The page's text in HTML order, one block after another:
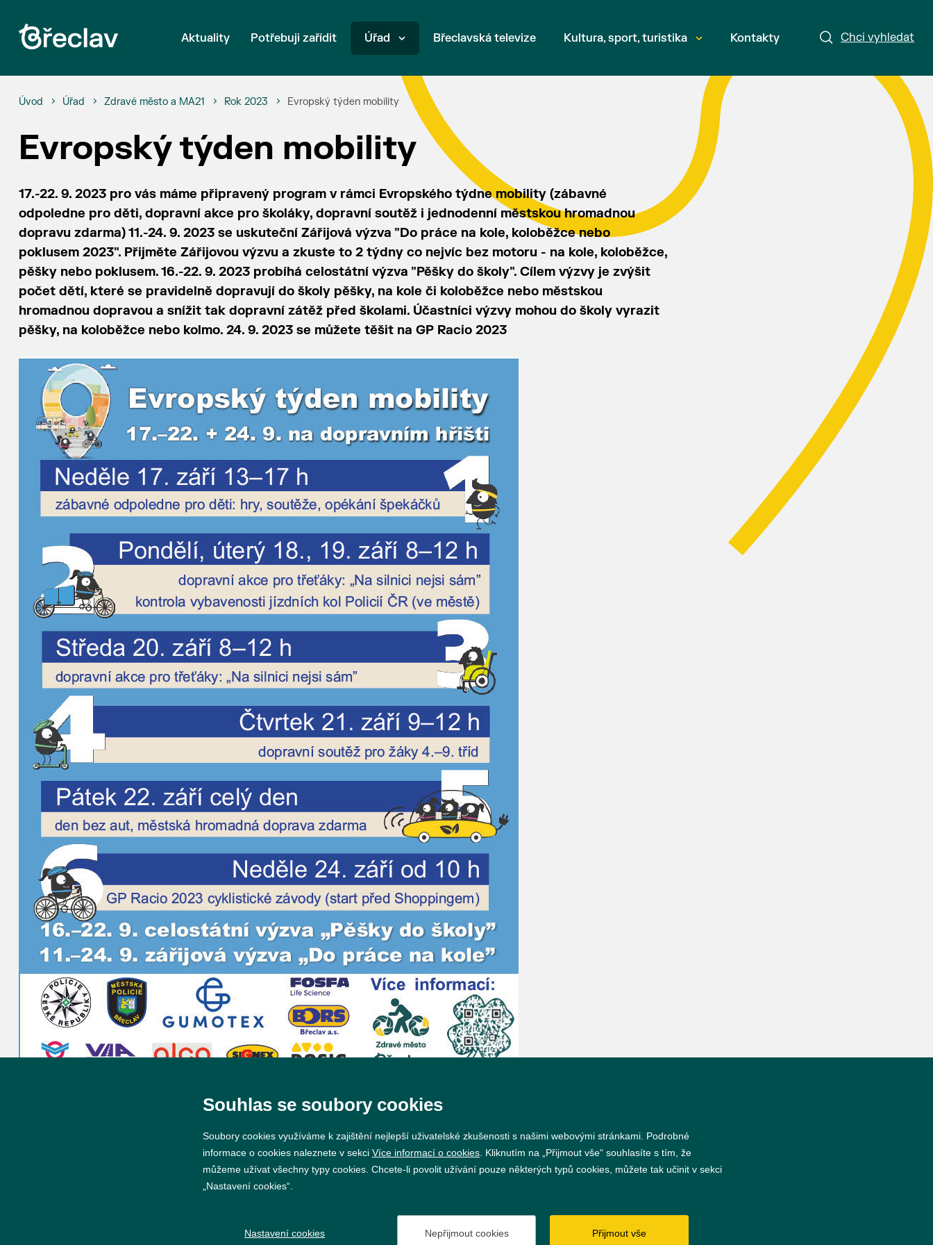
Chci vyhledat
Aktuality Potřebuji zařídit Úřad Břeclavská televize Kultura, sport, turistika Kontakty
Úvod Úřad Zdravé město a MA21 Rok 2023 Evropský týden mobility
Evropský týden mobility
17.-22. 9. 2023 pro vás máme připravený program v rámci Evropského týdne mobility (zábavné
odpoledne pro děti, dopravní akce pro školáky, dopravní soutěž i jednodenní městskou hromadnou
dopravu zdarma) 11.-24. 9. 2023 se uskuteční Zářijová výzva "Do práce na kole, koloběžce nebo
poklusem 2023". Přijměte Zářijovou výzvu a zkuste to 2 týdny co nejvíc bez motoru - na kole, koloběžce,
pěšky nebo poklusem. 16.-22. 9. 2023 probíhá celostátní výzva "Pěšky do školy". Cílem výzvy je zvýšit
počet dětí, které se pravidelně dopravují do školy pěšky, na kole či koloběžce nebo městskou
hromadnou dopravou a snížit tak dopravní zátěž před školami. Účastníci výzvy mohou do školy vyrazit
pěšky, na koloběžce nebo kolmo. 24. 9. 2023 se můžete těšit na GP Racio 2023
VytvořilwebProgress
Souhlas se soubory cookies
Soubory cookies využíváme k zajištění nejlepší uživatelské zkušenosti s našimi webovými stránkami. Podrobné
informace o cookies naleznete v sekci Více informací o cookies . Kliknutím na „Přijmout vše“ souhlasíte s tím, že
můžeme užívat všechny typy cookies. Chcete-li povolit užívání pouze některých typů cookies, můžete tak učinit v sekci
„Nastavení cookies“.
Přijmout vše
Nepřijmout cookies
Nastavení cookies